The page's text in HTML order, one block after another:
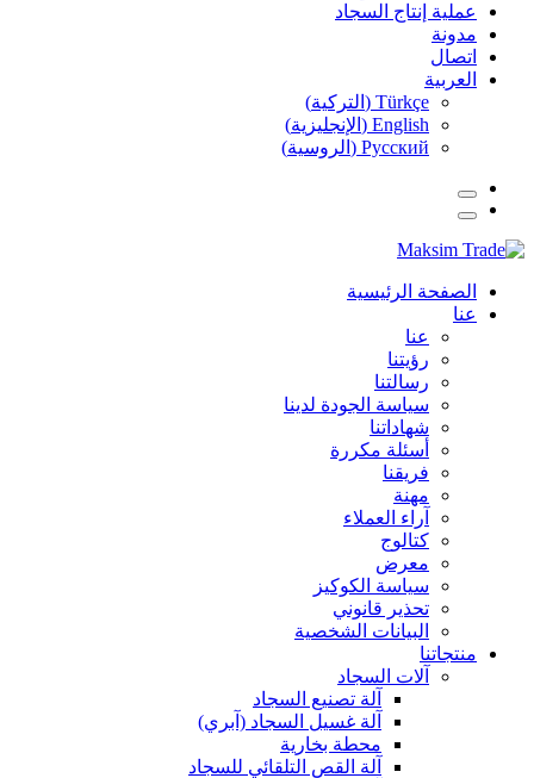
عملية إنتاج السجاد
مدونة
اتصال
العربية
Türkçe
( التركية)
English
( الإنجليزية)
Русский
( الروسية)
الصفحة الرئيسية
عنا
عنا
رؤيتنا
رسالتنا
سياسة الجودة لدينا
شهاداتنا
أسئلة مكررة
فريقنا
مهنة
آراء العملاء
كتالوج
معرض
سياسة الكوكيز
تحذير قانوني
البيانات الشخصية
منتجاتنا
آلات السجاد
آلة تصنيع السجاد
آلة غسيل السجاد (آبري)
محطة بخارية
آلة القص التلقائي للسجاد